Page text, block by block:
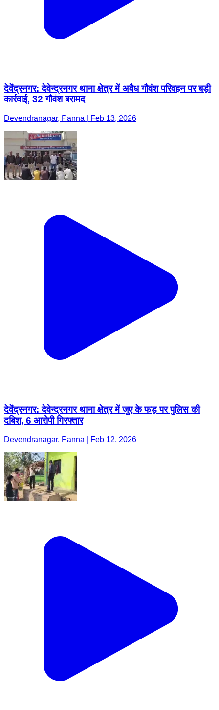
देवेंद्रनगर: देवेन्द्रनगर थाना क्षेत्र में अवैध गौवंश परिवहन पर बड़ी
कार्रवाई, 32 गौवंश बरामद
Devendranagar, Panna | Feb 13, 2026
देवेंद्रनगर: देवेन्द्रनगर थाना क्षेत्र में जुए के फड़ पर पुलिस की
दबिश, 6 आरोपी गिरफ्तार
Devendranagar, Panna | Feb 12, 2026